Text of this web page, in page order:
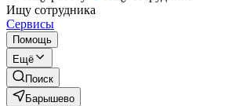
Ищу сотрудника
Сервисы
Помощь
Ещё
Поиск
Барышево